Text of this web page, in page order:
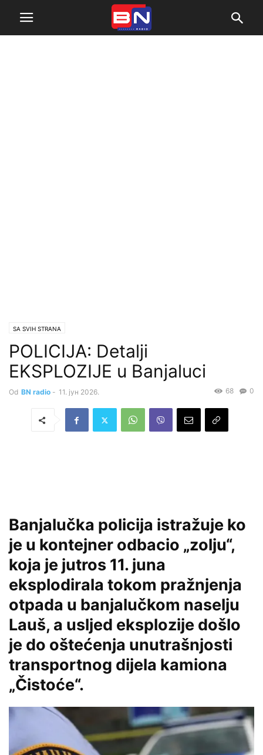
SA SVIH STRANA
POLICIJA: Detalji
EKSPLOZIJE u Banjaluci
Od BN radio - 11. јун 2026. 0
68
Banjalučka policija istražuje ko
je u kontejner odbacio „zolju“,
koja je jutros 11. juna
eksplodirala tokom pražnjenja
otpada u banjalučkom naselju
Lauš, a usljed eksplozije došlo
je do oštećenja unutrašnjosti
transportnog dijela kamiona
„Čistoće“.